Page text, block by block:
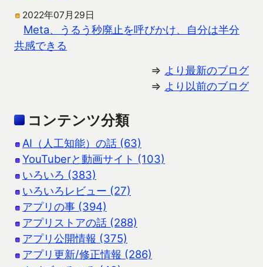
2022年07月29日
Meta、うるう秒廃止を呼びかけ、自分は半分
共感できる
⇒ より最新のブログ
⇒ より以前のブログ
コンテンツ分類
AI（人工知能）の話 (63)
YouTuberと動画サイト (103)
いろいろ (383)
いろいろレビュー (27)
アプリの事 (394)
アプリストアの話 (288)
アプリ公開情報 (375)
アプリ更新/修正情報 (286)